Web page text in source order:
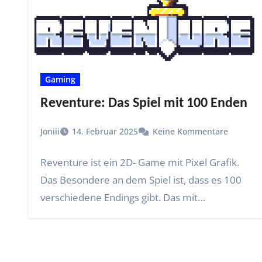
Gaming
Reventure: Das Spiel mit 100 Enden
Joniii 14. Februar 2025 Keine Kommentare
Reventure ist ein 2D- Game mit Pixel Grafik.
Das Besondere an dem Spiel ist, dass es 100
verschiedene Endings gibt. Das mit…